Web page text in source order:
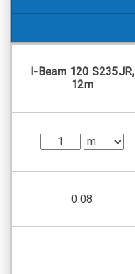
I-Beam 120 S235JR,
12m
0.08